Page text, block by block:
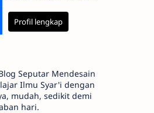
Profil lengkap
Seputar Mendesain
Ilmu Syar'i dengan
mudah, sedikit demi
hari.